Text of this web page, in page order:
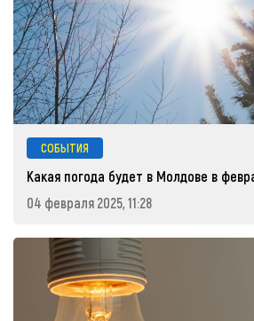
СОБЫТИЯ
Какая погода будет в Молдове в
04 февраля 2025, 11:28